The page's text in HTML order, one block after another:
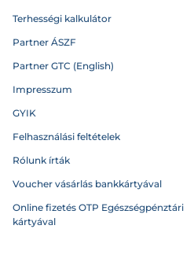
Terhességi kalkulátor
Partner ÁSZF
Partner GTC (English)
Impresszum
GYIK
Felhasználási feltételek
Rólunk írták
Voucher vásárlás bankkártyával
Online fizetés OTP Egészségpénztári
kártyával